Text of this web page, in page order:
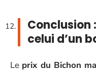
Conclusion
celui d’un
Le prix du Bichon